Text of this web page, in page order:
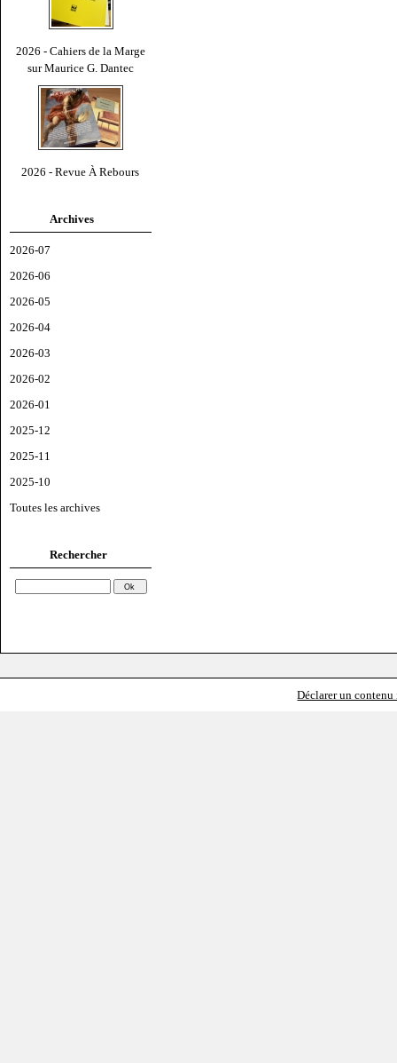
2026 - Cahiers de la Marge
sur Maurice G. Dantec
2026 - Revue À Rebours
Archives
2026-07
2026-06
2026-05
2026-04
2026-03
2026-02
2026-01
2025-12
2025-11
2025-10
Toutes les archives
Rechercher
Déclarer un